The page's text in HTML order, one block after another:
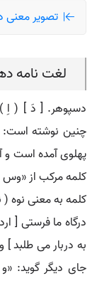
تصویر معنی
لغت نامه
دسپوهر. [ دَ ] ( اِ )
چنین نوشته است:
پهلوی آمده است و
کلمه مرکب از
کلمه به معنی نوه
درگاه ما فرستی [
به دربار می طلبد ]
جای دیگر گوید: